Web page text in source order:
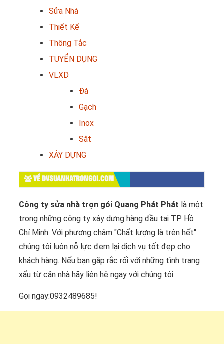
Sửa Nhà
Thiết Kế
Thông Tắc
TUYỂN DỤNG
VLXD
Đá
Gạch
Inox
Sắt
XÂY DỰNG
VỀ DVSUANHATRONGOI.COM
Công ty sửa nhà trọn gói Quang Phát Phát là một
trong những công ty xây dựng hàng đầu tại TP Hồ
Chí Minh. Với phương châm "Chất lượng là trên hết"
chúng tôi luôn nỗ lực đem lại dịch vụ tốt đẹp cho
khách hàng. Nếu bạn gặp rắc rối với những tình trạng
xấu từ căn nhà hãy liên hệ ngay với chúng tôi.
Gọi ngay:0932489685!